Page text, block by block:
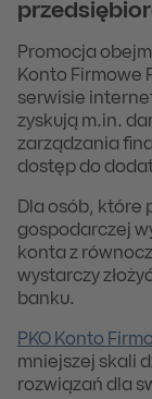
Promocja
Konto Firmowe
serwisie
zyskują m.in.
zarządzania
dostęp do
Dla osób, które
gospodarczej
konta z
wystarczy
banku.
PKO Konto
mniejszej skali
rozwiązań dla